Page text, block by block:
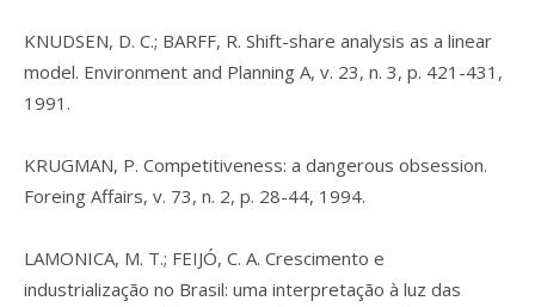
KNUDSEN, D. C.; BARFF, R. Shift-share analysis as a linear
model. Environment and Planning A, v. 23, n. 3, p. 421-431,
1991.
KRUGMAN, P. Competitiveness: a dangerous obsession.
Foreing Affairs, v. 73, n. 2, p. 28-44, 1994.
LAMONICA, M. T.; FEIJÓ, C. A. Crescimento e
industrialização no Brasil: uma interpretação à luz das